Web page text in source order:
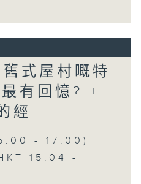
式屋村嘅特
有回憶? +
經
- 17:00)
15:04 -